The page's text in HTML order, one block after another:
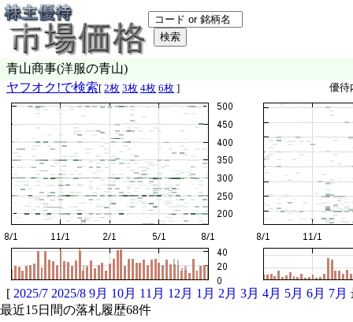
青山商事(洋服の青山)
ヤフオク!で検索 [ 2枚 3枚 4枚 6枚 ] 優
[ 2025/7 2025/8 9月 10月 11月 12月 1月 2月 3月 4月 5月 6月 7月
最近15日間の落札履歴68件